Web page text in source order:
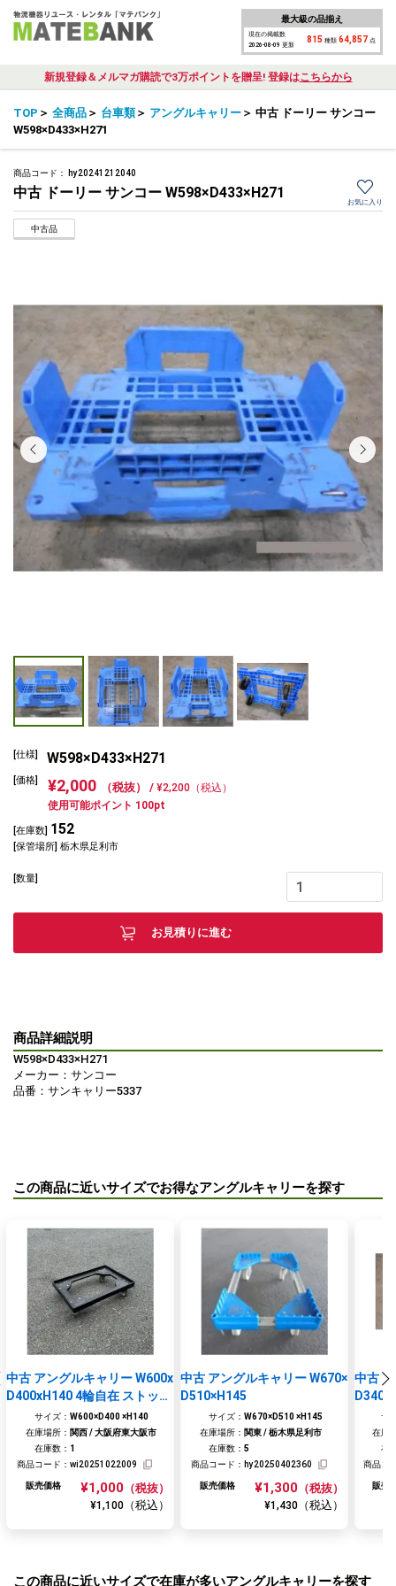
最大級の品揃え
現在の掲載数
2026-08-09 更新
815 種類 64,857 点
新規登録＆メルマガ購読で3万ポイントを贈呈! 登録はこちらから
TOP ＞ 全商品 ＞ 台車類＞ アングルキャリー ＞ 中古 ドーリー サンコー
W598×D433×H271
商品コード： hy20241212040
中古 ドーリー サンコー W598×D433×H271
お気に入り
中古品
[仕様] W598×D433×H271
[価格] ¥2,000 （税抜） / ¥2,200（税込）
使用可能ポイント 100pt
[在庫数] 152
[保管場所] 栃木県足利市
[数量]
お見積りに進む
商品詳細説明
W598×D433×H271
メーカー：サンコー
品番：サンキャリー5337
この商品に近いサイズでお得なアングルキャリーを探す
中古 アングルキャリー W600x
D400xH140 4輪自在 ストッパ
ーなしサイズ： W600×D400 ×H140
在庫場所： 関西 / 大阪府東大阪市
在庫数： 1
商品コード： wi20251022009
販売価格 ¥1,000 （税抜）
¥1,100 （税込）
中古 アングルキャリー W670×
D510×H145
サイズ： W670×D510 ×H145
在庫場所： 関東 / 栃木県足利市
在庫数： 5
商品コード： hy20250402360
販売価格 ¥1,300 （税抜）
¥1,430 （税込）
中古
サ
在庫
在
商品コ
販売
この商品に近いサイズで在庫が多いアングルキャリーを探す
お買い物を続ける お見積りに進む
閉じる